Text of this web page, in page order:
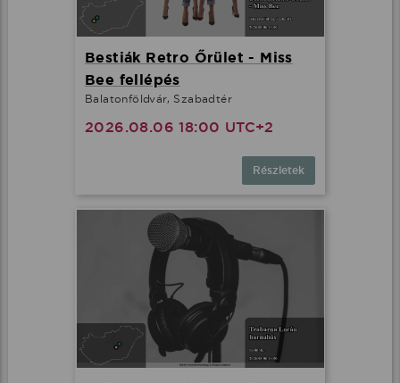
Bestiák Retro Őrület - Miss
Bee fellépés
Balatonföldvár, Szabadtér
2026.08.06 18:00 UTC+2
Részletek